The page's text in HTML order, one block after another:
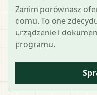
Zanim porównasz
domu. To one
urządzenie i
programu.